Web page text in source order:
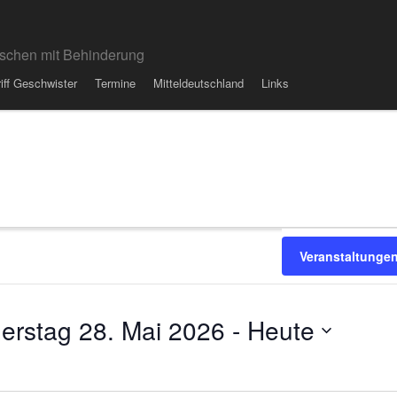
mit Behinderung
Geschwister Termine Mitteldeutschland Links
28. Mai 2026 - Heute